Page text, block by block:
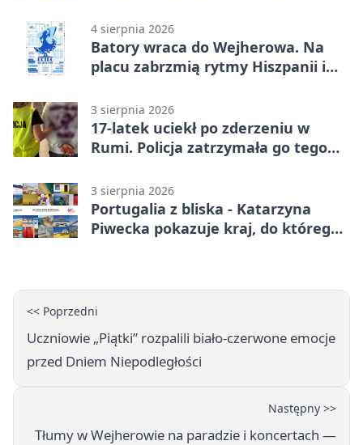
4 sierpnia 2026
Batory wraca do Wejherowa. Na
placu zabrzmią rytmy Hiszpanii i
3 sierpnia 2026
17-latek uciekł po zderzeniu w
Rumi. Policja zatrzymała go tego
3 sierpnia 2026
Portugalia z bliska - Katarzyna
Piwecka pokazuje kraj, do którego
<< Poprzedni
Uczniowie „Piątki” rozpalili biało‑czerwone emocje
przed Dniem Niepodległości
Następny >>
Tłumy w Wejherowie na paradzie i koncertach —